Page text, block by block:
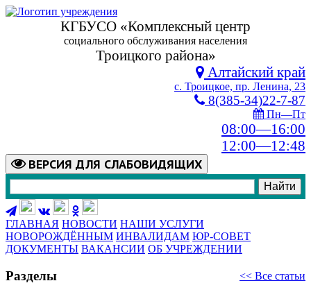
КГБУСО «Комплексный центр
социального обслуживания населения
Троицкого района»
Алтайский край
с. Троицкое, пр. Ленина, 23
8(385-34)22-7-87
Пн—Пт
08:00—16:00
12:00—12:48
ВЕРСИЯ ДЛЯ СЛАБОВИДЯЩИХ
ГЛАВНАЯ НОВОСТИ НАШИ УСЛУГИ
НОВОРОЖДЁННЫМ ИНВАЛИДАМ ЮР-СОВЕТ
ДОКУМЕНТЫ ВАКАНСИИ ОБ УЧРЕЖДЕНИИ
Разделы << Все статьи